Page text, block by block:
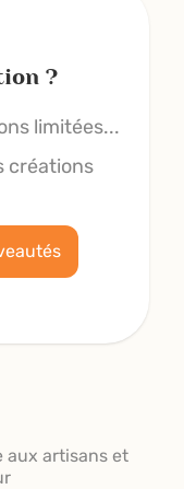
?
limitées...
créations
aux artisans et